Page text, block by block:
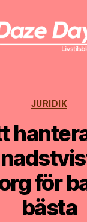
JURIDIK
för
bästa